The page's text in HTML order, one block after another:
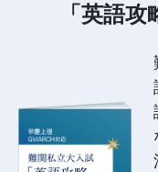
「英語